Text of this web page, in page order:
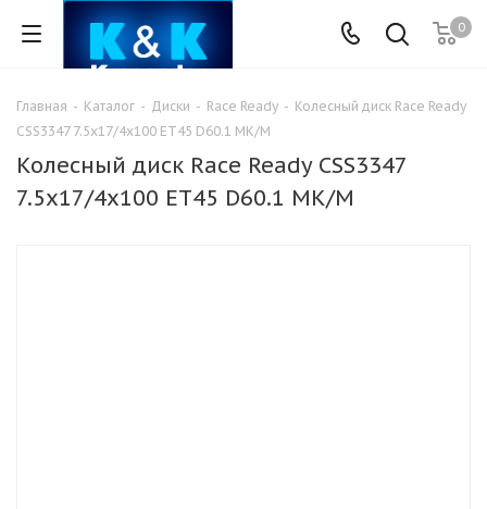
0
Главная - Каталог - Диски - Race Ready - Колесный диск Race Ready
CSS3347 7.5x17/4x100 ET45 D60.1 МК/M
Колесный диск Race Ready CSS3347
7.5x17/4x100 ET45 D60.1 МК/M